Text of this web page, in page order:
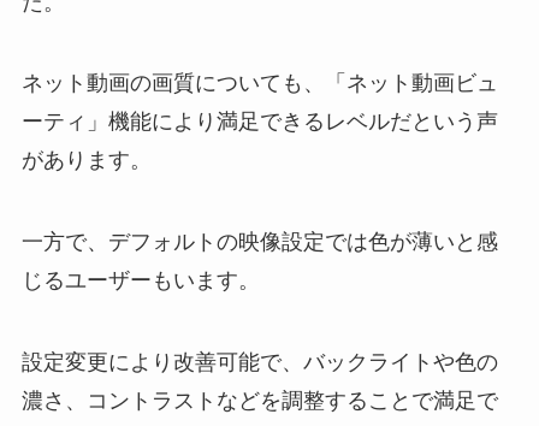
ネット動画の画質についても、「ネット動画ビュ
ーティ」機能により満足できるレベルだという声
があります。
一方で、デフォルトの映像設定では色が薄いと感
じるユーザーもいます。
設定変更により改善可能で、バックライトや色の
濃さ、コントラストなどを調整することで満足で